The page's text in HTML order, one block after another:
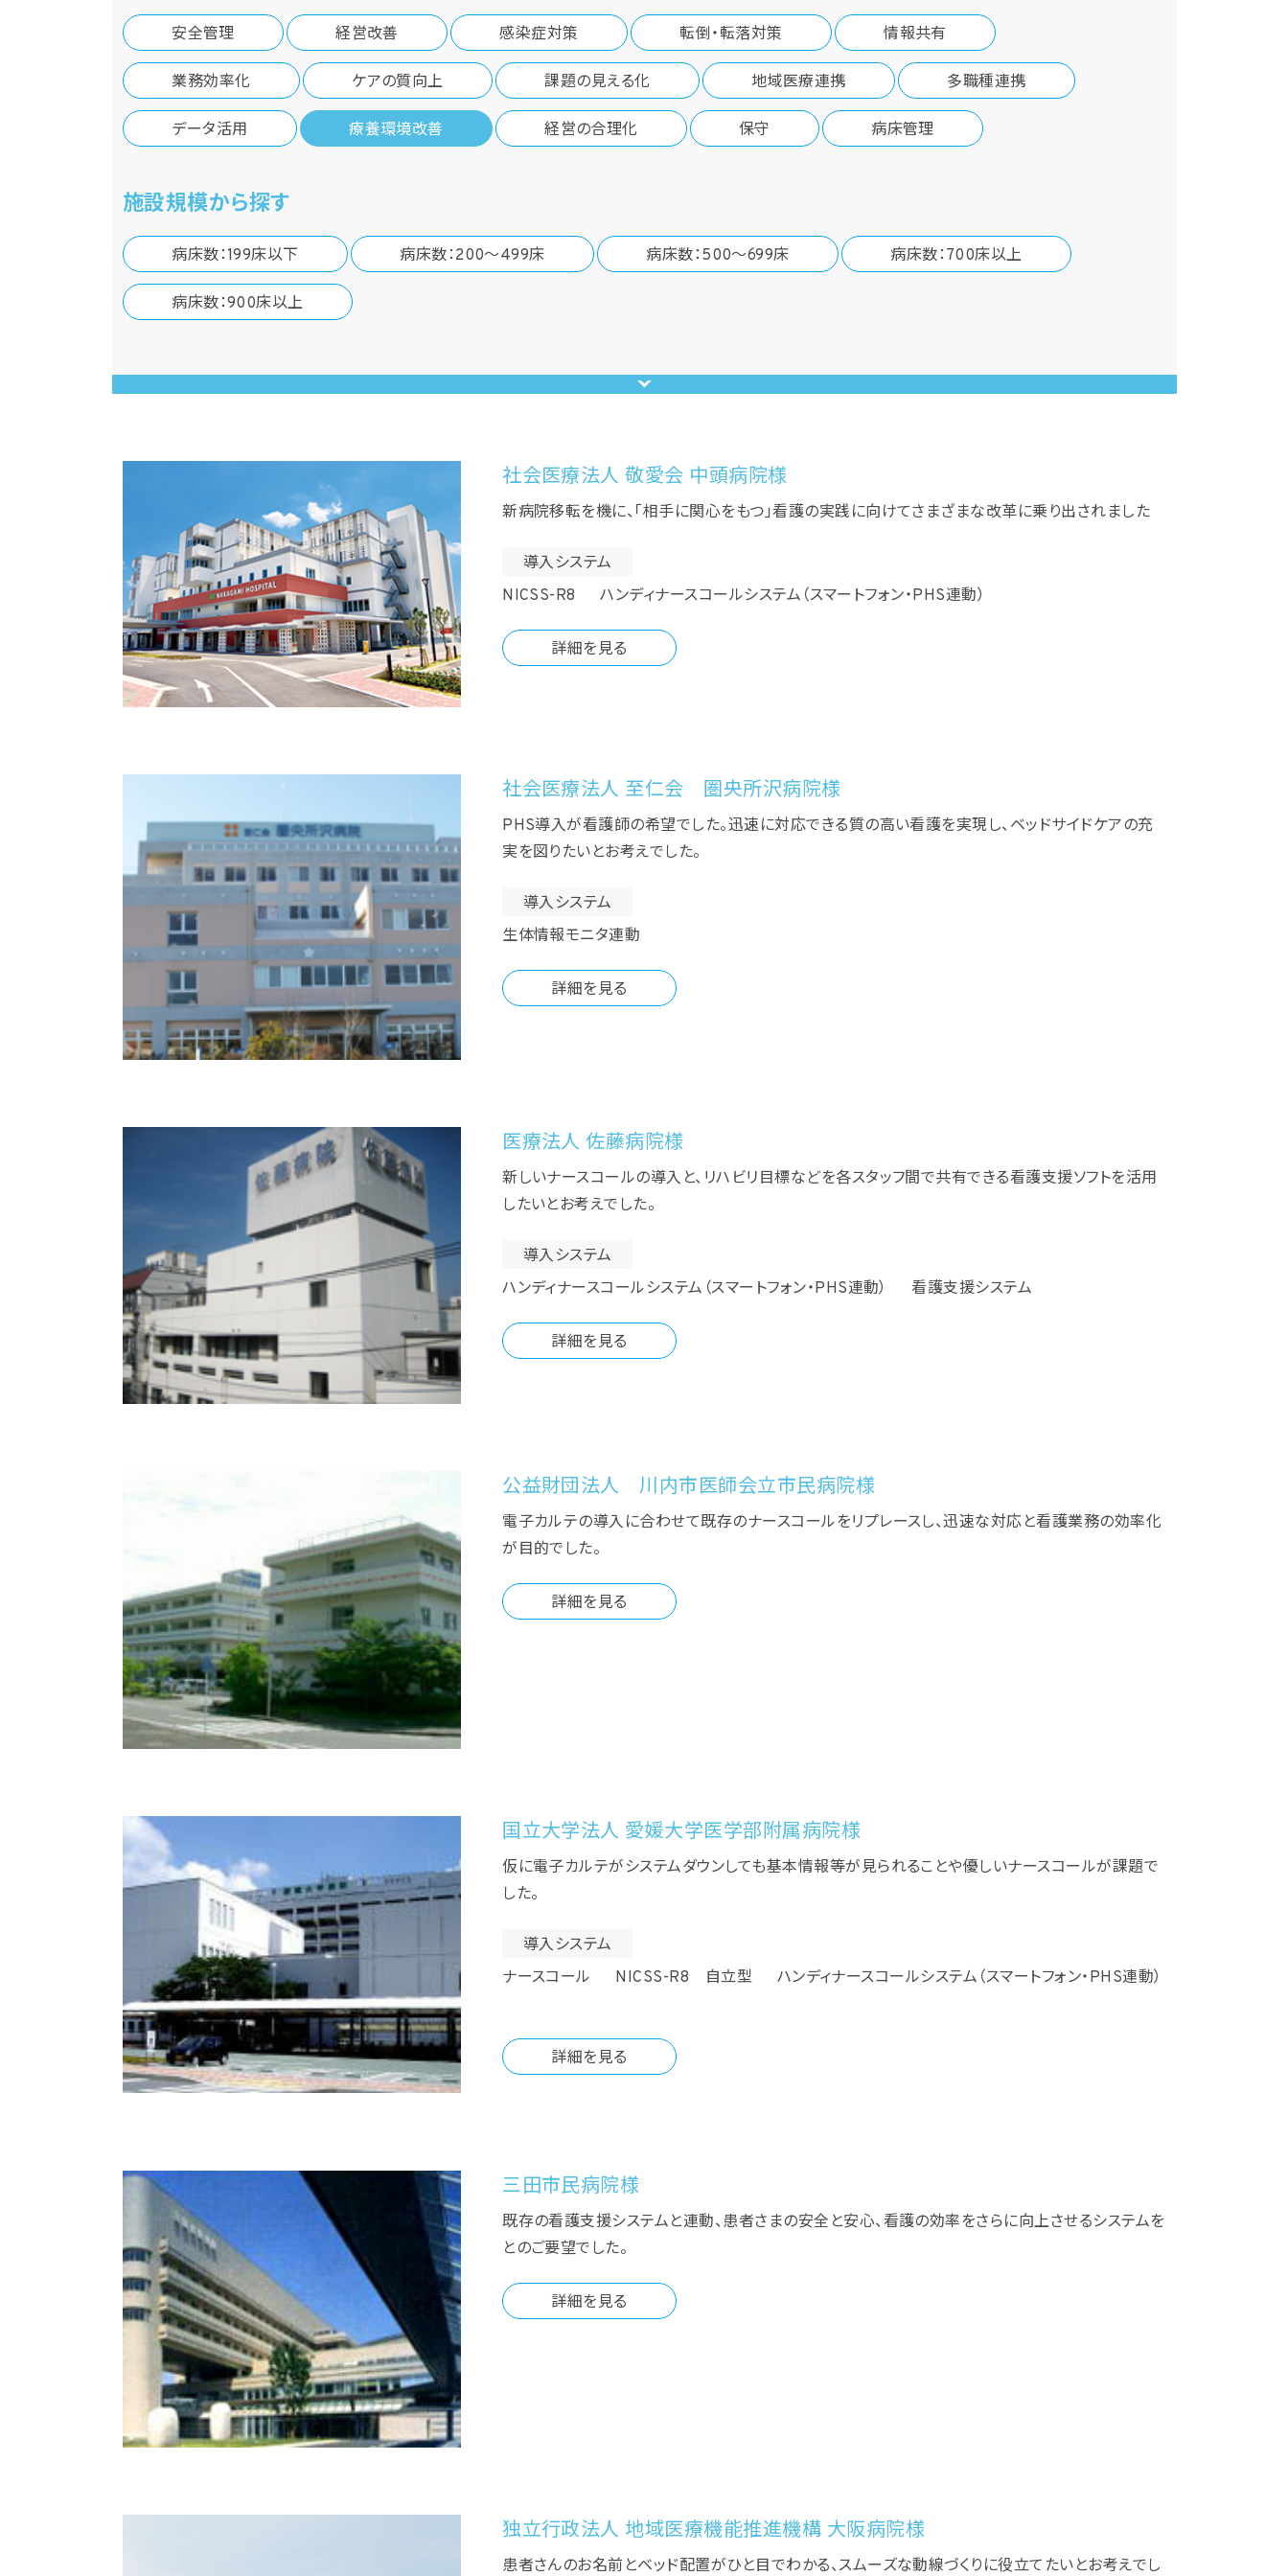
安全管理 経営改善 感染症対策 転倒・転落対策 情報共有
業務効率化 ケアの質向上 課題の見える化 地域医療連携 多職種連携
データ活用 療養環境改善 経営の合理化 保守 病床管理
施設規模から探す
病床数：199床以下 病床数：200～499床 病床数：500～699床 病床数：700床以上
病床数：900床以上
社会医療法人 敬愛会 中頭病院様
新病院移転を機に、「相手に関心をもつ」看護の実践に向けてさまざまな改革に乗り出されました
導入システム
NICSS-R8 ハンディナースコールシステム（スマートフォン・PHS連動）
詳細を見る
社会医療法人 至仁会 圏央所沢病院様
PHS導入が看護師の希望でした。迅速に対応できる質の高い看護を実現し、ベッドサイドケアの充
実を図りたいとお考えでした。
導入システム
生体情報モニタ連動
詳細を見る
医療法人 佐藤病院様
新しいナースコールの導入と、リハビリ目標などを各スタッフ間で共有できる看護支援ソフトを活用
したいとお考えでした。
導入システム
ハンディナースコールシステム（スマートフォン・PHS連動） 看護支援システム
詳細を見る
公益財団法人 川内市医師会立市民病院様
電子カルテの導入に合わせて既存のナースコールをリプレースし、迅速な対応と看護業務の効率化
が目的でした。
詳細を見る
国立大学法人 愛媛大学医学部附属病院様
仮に電子カルテがシステムダウンしても基本情報等が見られることや優しいナースコールが課題で
した。
導入システム
ナースコール NICSS-R8 自立型 ハンディナースコールシステム（スマートフォン・PHS連動）
詳細を見る
三田市民病院様
既存の看護支援システムと連動、患者さまの安全と安心、看護の効率をさらに向上させるシステムを
とのご要望でした。
詳細を見る
独立行政法人 地域医療機能推進機構 大阪病院様
患者さんのお名前とベッド配置がひと目でわかる、スムーズな動線づくりに役立てたいとお考えでし